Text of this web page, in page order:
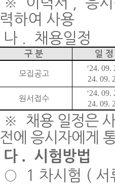
력하여 사용
나
채용일정
구 분 일 정
모집공고
‘24. 09.
24. 09.
원서접수
‘24. 09.
24. 09.
※ 채용 일정은
전에 응시자에게
다 . 시험방법
○ 1 차시험 ( 서